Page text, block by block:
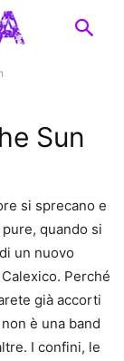
Sun
si sprecano e
quando si
un nuovo
Perché
già accorti
è una band
I confini, le